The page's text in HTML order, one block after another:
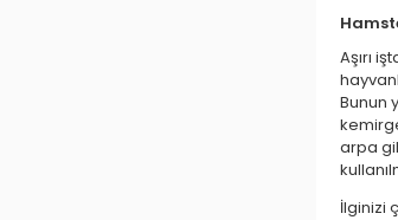
Aşırı
Bunun
arpa
İlginizi